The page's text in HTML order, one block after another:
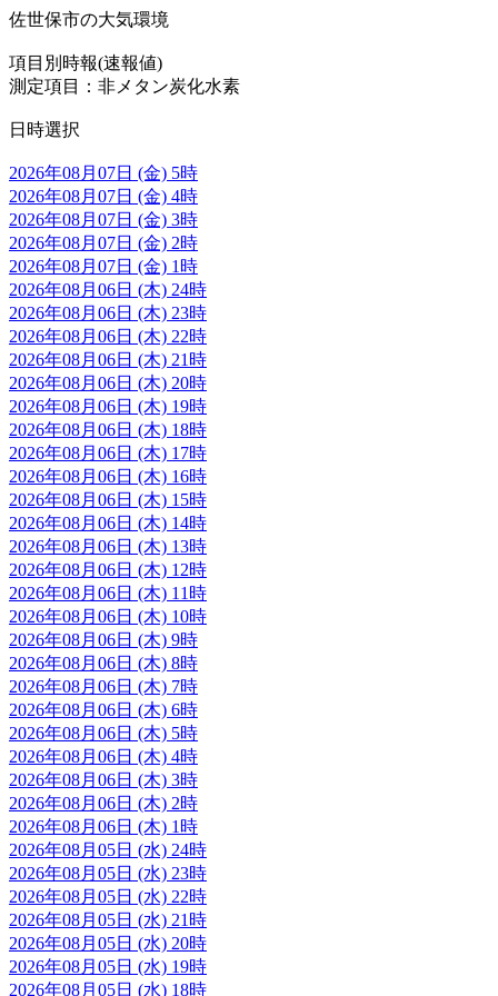
佐世保市の大気環境
項目別時報(速報値)
測定項目：非メタン炭化水素
日時選択
2026年08月07日 (金) 5時
2026年08月07日 (金) 4時
2026年08月07日 (金) 3時
2026年08月07日 (金) 2時
2026年08月07日 (金) 1時
2026年08月06日 (木) 24時
2026年08月06日 (木) 23時
2026年08月06日 (木) 22時
2026年08月06日 (木) 21時
2026年08月06日 (木) 20時
2026年08月06日 (木) 19時
2026年08月06日 (木) 18時
2026年08月06日 (木) 17時
2026年08月06日 (木) 16時
2026年08月06日 (木) 15時
2026年08月06日 (木) 14時
2026年08月06日 (木) 13時
2026年08月06日 (木) 12時
2026年08月06日 (木) 11時
2026年08月06日 (木) 10時
2026年08月06日 (木) 9時
2026年08月06日 (木) 8時
2026年08月06日 (木) 7時
2026年08月06日 (木) 6時
2026年08月06日 (木) 5時
2026年08月06日 (木) 4時
2026年08月06日 (木) 3時
2026年08月06日 (木) 2時
2026年08月06日 (木) 1時
2026年08月05日 (水) 24時
2026年08月05日 (水) 23時
2026年08月05日 (水) 22時
2026年08月05日 (水) 21時
2026年08月05日 (水) 20時
2026年08月05日 (水) 19時
2026年08月05日 (水) 18時